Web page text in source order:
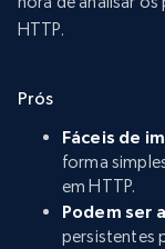
HTTP.
Prós
Fáceis de
forma
em HTTP.
Podem ser
persistentes